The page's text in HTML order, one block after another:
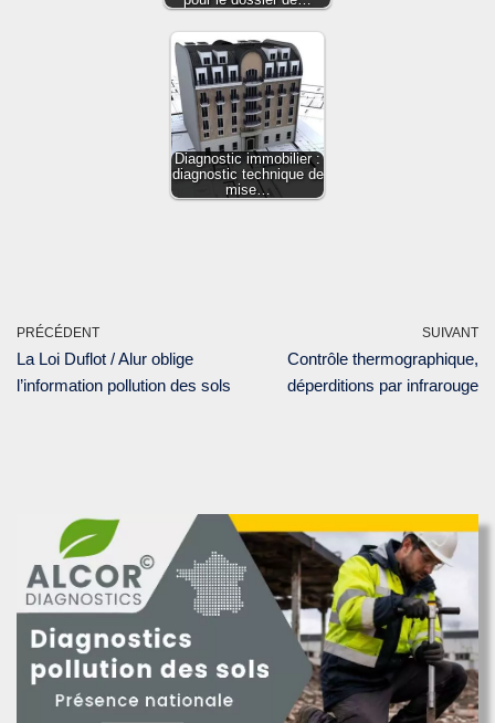
Diagnostic immobilier :
diagnostic technique de
mise…
PRÉCÉDENT
La Loi Duflot / Alur oblige
l’information pollution des sols
SUIVANT
Contrôle thermographique,
déperditions par infrarouge